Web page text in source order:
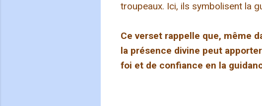
troupeaux. Ici, ils symbolisent la
Ce verset rappelle que, même
la présence divine peut
foi et de confiance en la